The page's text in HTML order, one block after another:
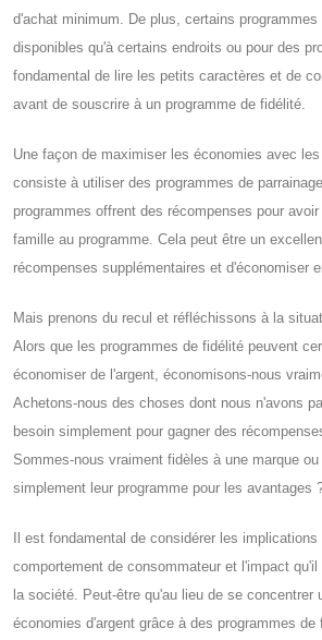
d'achat minimum. De plus, certains programmes
disponibles qu'à certains endroits ou pour des
fondamental de lire les petits caractères et de
avant de souscrire à un programme de fidélité.
Une façon de maximiser les économies avec
consiste à utiliser des programmes de
programmes offrent des récompenses pour
famille au programme. Cela peut être un
récompenses supplémentaires et d'économiser
Mais prenons du recul et réfléchissons à la
Alors que les programmes de fidélité peuvent
économiser de l'argent, économisons-nous
Achetons-nous des choses dont nous n'avons
besoin simplement pour gagner des
Sommes-nous vraiment fidèles à une marque
simplement leur programme pour les avantages
Il est fondamental de considérer les
comportement de consommateur et l'impact
la société. Peut-être qu'au lieu de se concentrer
économies d'argent grâce à des programmes